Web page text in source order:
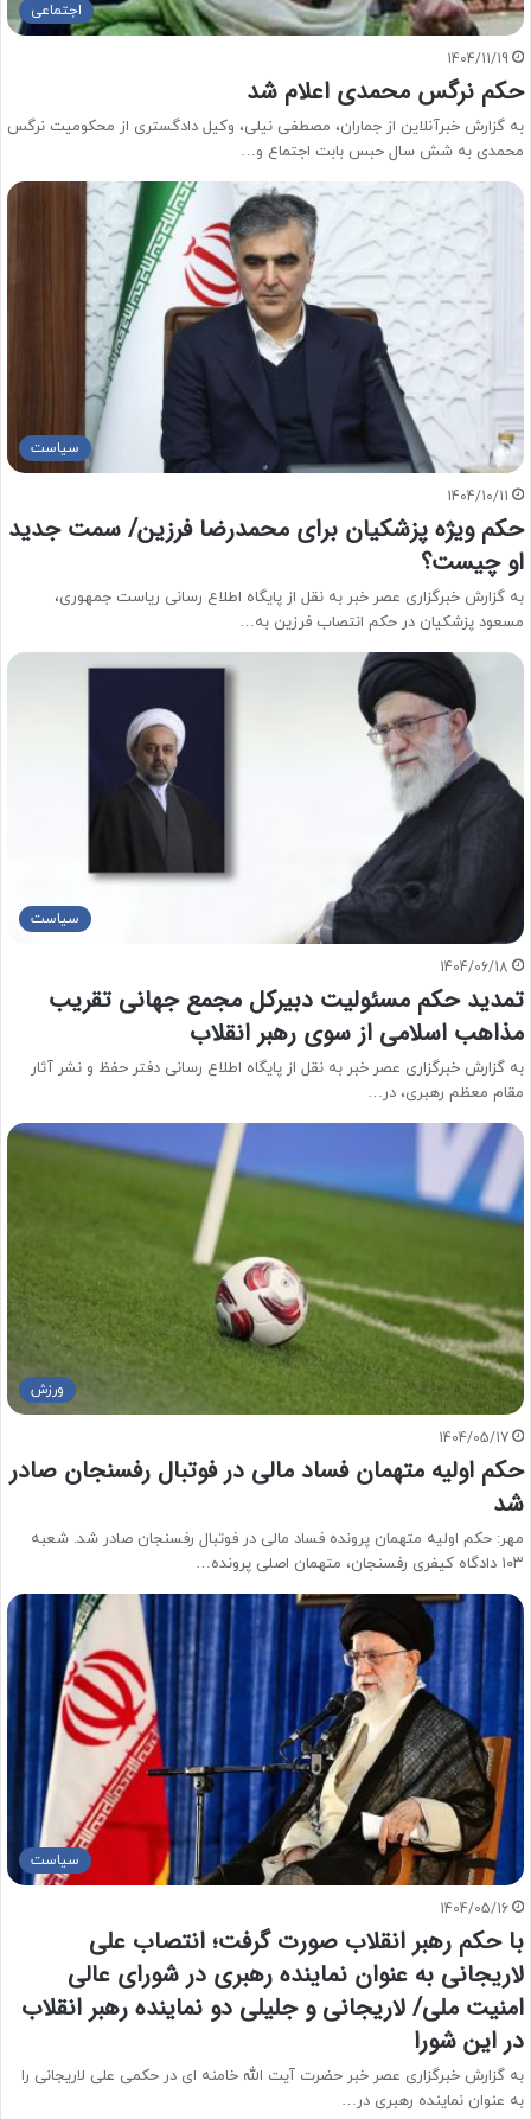
اجتماعی
1404/11/19
حکم نرگس محمدی اعلام شد
به گزارش خبرآنلاین از جماران، مصطفی نیلی، وکیل دادگستری از محکومیت نرگس
محمدی به شش سال حبس بابت اجتماع و…
سیاست
1404/10/11
حکم ویژه پزشکیان برای محمدرضا فرزین/ سمت جدید
او چیست؟
به گزارش خبرگزاری عصر خبر به نقل از پایگاه اطلاع رسانی ریاست جمهوری،
مسعود پزشکیان در حکم انتصاب فرزین به…
سیاست
1404/06/18
تمدید حکم مسئولیت دبیرکل مجمع جهانی تقریب
مذاهب اسلامی از سوی رهبر انقلاب
به گزارش خبرگزاری عصر خبر به نقل از پایگاه اطلاع رسانی دفتر حفظ و نشر آثار
مقام معظم رهبری، در…
ورزش
1404/05/17
حکم اولیه متهمان فساد مالی در فوتبال رفسنجان صادر
شد
مهر: حکم اولیه متهمان پرونده فساد مالی در فوتبال رفسنجان صادر شد. شعبه
۱۰۳ دادگاه کیفری رفسنجان، متهمان اصلی پرونده…
سیاست
1404/05/16
با حکم رهبر انقلاب صورت گرفت؛ انتصاب علی
لاریجانی به عنوان نماینده رهبری در شورای عالی
امنیت ملی/ لاریجانی و جلیلی دو نماینده رهبر انقلاب
در این شورا
به گزارش خبرگزاری عصر خبر حضرت آیت الله خامنه ای در حکمی علی لاریجانی را
به عنوان نماینده رهبری در…